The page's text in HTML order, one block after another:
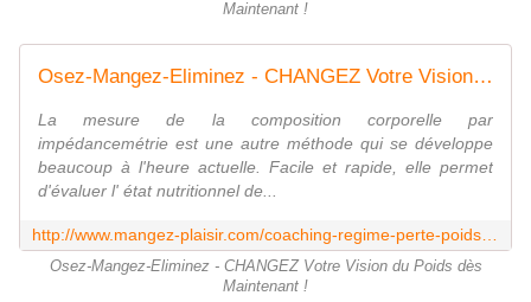
Maintenant !
Osez-Mangez-Eliminez - CHANGEZ Votre Vision du Poids dès Maintenant !
La mesure de la composition corporelle par
impédancemétrie est une autre méthode qui se développe
beaucoup à l'heure actuelle. Facile et rapide, elle permet
d'évaluer l' état nutritionnel de...
Osez-Mangez-Eliminez - CHANGEZ Votre Vision du Poids dès
Maintenant !